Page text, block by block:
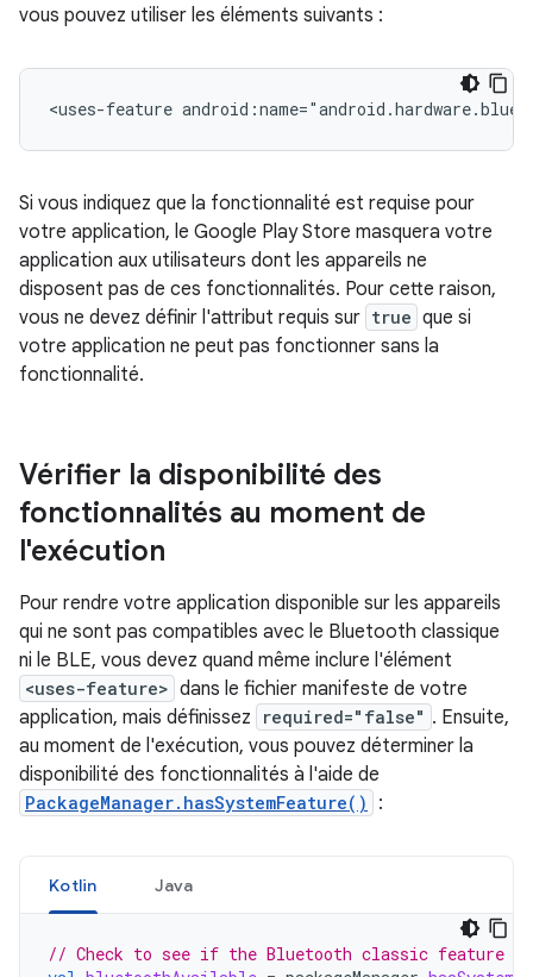
vous pouvez utiliser les éléments suivants :
<uses-feature
Si vous indiquez que la fonctionnalité est requise pour
votre application, le Google Play Store masquera votre
application aux utilisateurs dont les appareils ne
disposent pas de ces fonctionnalités. Pour cette raison,
vous ne devez définir l'attribut requis sur true que si
votre application ne peut pas fonctionner sans la
fonctionnalité.
Vérifier la disponibilité des
fonctionnalités au moment de
l'exécution
Pour rendre votre application disponible sur les appareils
qui ne sont pas compatibles avec le Bluetooth classique
ni le BLE, vous devez quand même inclure l'élément
<uses-feature> dans le fichier manifeste de votre
application, mais définissez
required="false" . Ensuite,
au moment de l'exécution, vous pouvez déterminer la
disponibilité des fonctionnalités à l'aide de
PackageManager.hasSystemFeature() :
Kotlin Java
// Check to see if the Bluetooth classic feature